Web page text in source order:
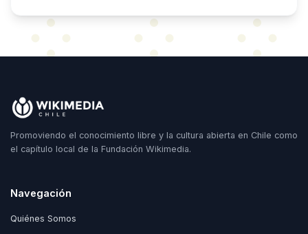
Promoviendo el conocimiento libre y la cultura abierta en Chile como
el capítulo local de la Fundación Wikimedia.
Navegación
Quiénes Somos